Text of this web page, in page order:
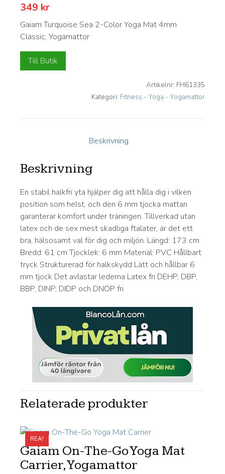
349 kr
Gaiam Turquoise Sea 2-Color Yoga Mat 4mm
Classic, Yogamattor
Till Butik
Artikelnr: FH61335
Kategori: Fitness - Yoga - Yogamattor
Beskrivning
Beskrivning
En stabil halkfri yta hjälper dig att hålla dig i vilken
position som helst, och den 6 mm tjocka mattan
garanterar komfort under träningen. Tillverkad utan
latex och de sex mest skadliga ftalater, är det ett
bra, hälsosamt val för dig och miljön. Längd: 173 cm
Bredd: 61 cm Tjocklek: 6 mm Material: PVC Hållbart
tryck Strukturerad för halkskydd Lätt och hållbar 6
mm tjock Det avlastar lederna Latex fri DEHP, DBP,
BBP, DINP, DIDP och DNOP fri
Relaterade produkter
REA!
Gaiam On-The-Go Yoga Mat
Carrier, Yogamattor